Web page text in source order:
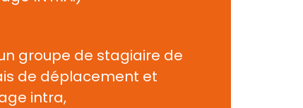
groupe de stagiaire de
de déplacement et
intra,